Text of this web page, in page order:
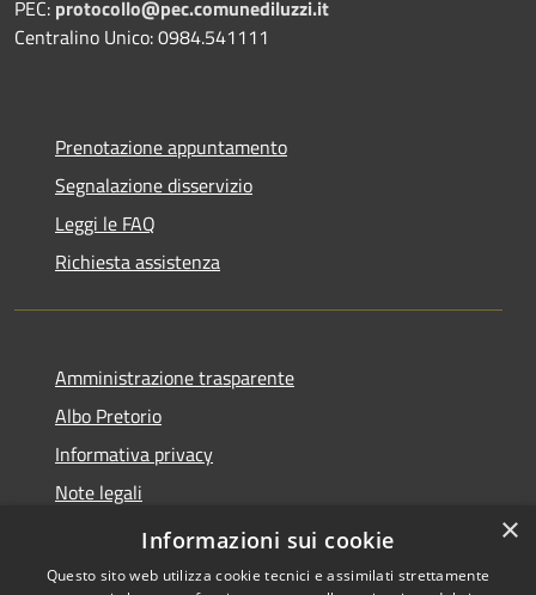
PEC: protocollo@pec.comunediluzzi.it
Centralino Unico: 0984.541111
Prenotazione appuntamento
Segnalazione disservizio
Leggi le FAQ
Richiesta assistenza
Amministrazione trasparente
Albo Pretorio
Informativa privacy
Note legali
Dichiarazione di accessibilità
×
Informazioni sui cookie
Questo sito web utilizza cookie tecnici e assimilati strettamente